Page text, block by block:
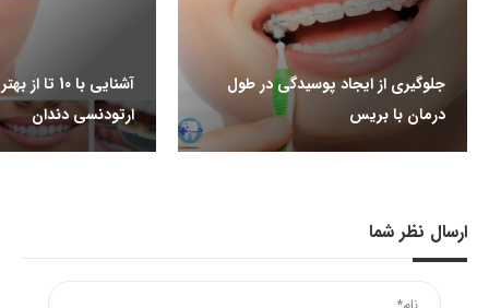
جلوگیری از ایجاد پوسیدگی در طول
درمان با بریس
آشنایی با 10
ارتودنسی دندان
ارسال نظر شما